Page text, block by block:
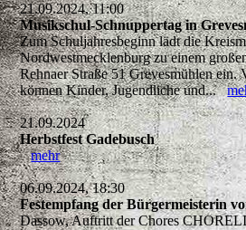
21.09.2024, 11:00
Musikschul-Schnuppertag in
Zum Schuljahresbeginn lädt die
Nordwestmecklenburg zu einem
Rehnaer Straße 51 Grevesmühlen ein.
können Kinder, Jugendliche und...
21.09.2024
Herbstfest Gadebusch
mehr
06.09.2024, 18:30
Festempfang der Bürgermeisterin
Dassow, Auftritt der Chores